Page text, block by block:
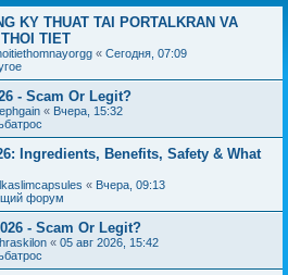
KY THUAT TAI PORTALKRAN VA
TIET
« Сегодня, 07:09
- Scam Or Legit?
« Вчера, 15:32
Ingredients, Benefits, Safety & What
« Вчера, 09:13
форум
- Scam Or Legit?
« 05 авг 2026, 15:42